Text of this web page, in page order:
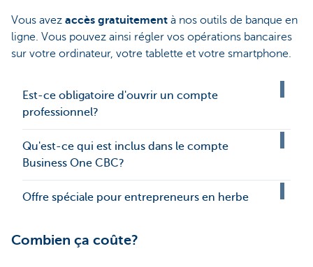
Vous avez accès gratuitement à nos outils de banque en
ligne. Vous pouvez ainsi régler vos opérations bancaires
sur votre ordinateur, votre tablette et votre smartphone.
Est-ce obligatoire d'ouvrir un compte
professionnel?
Qu'est-ce qui est inclus dans le compte
Business One CBC?
Offre spéciale pour entrepreneurs en herbe
Combien ça coûte?